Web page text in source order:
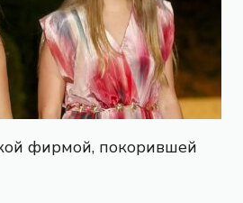
фирмой, покорившей